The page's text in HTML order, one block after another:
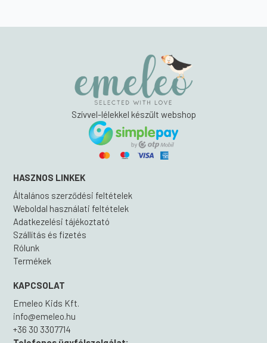
Szívvel-lélekkel készült webshop
HASZNOS LINKEK
Általános szerződési feltételek
Weboldal használati feltételek
Adatkezelési tájékoztató
Szállítás és fizetés
Rólunk
Termékek
KAPCSOLAT
Emeleo Kids Kft.
info@emeleo.hu
+36 30 3307714